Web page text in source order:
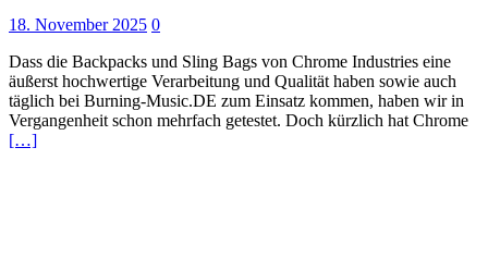
18. November 2025 0
Dass die Backpacks und Sling Bags von Chrome Industries eine
äußerst hochwertige Verarbeitung und Qualität haben sowie auch
täglich bei Burning-Music.DE zum Einsatz kommen, haben wir in
Vergangenheit schon mehrfach getestet. Doch kürzlich hat Chrome
[…]